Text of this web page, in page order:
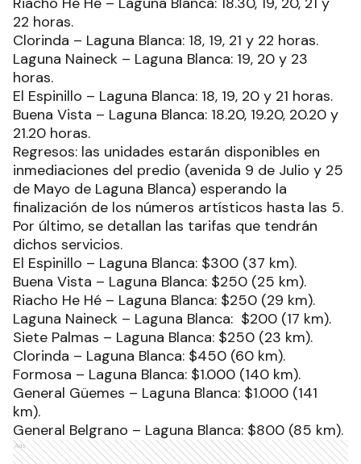
22 horas.
Clorinda – Laguna Blanca: 18, 19, 21 y 22 horas.
Laguna Naineck – Laguna Blanca: 19, 20 y 23
horas.
El Espinillo – Laguna Blanca: 18, 19, 20 y 21 horas.
Buena Vista – Laguna Blanca: 18.20, 19.20, 20.20 y
21.20 horas.
Regresos: las unidades estarán disponibles en
inmediaciones del predio (avenida 9 de Julio y 25
de Mayo de Laguna Blanca) esperando la
finalización de los números artísticos hasta las 5.
Por último, se detallan las tarifas que tendrán
dichos servicios.
El Espinillo – Laguna Blanca: $300 (37 km).
Buena Vista – Laguna Blanca: $250 (25 km).
Riacho He Hé – Laguna Blanca: $250 (29 km).
Laguna Naineck – Laguna Blanca: $200 (17 km).
Siete Palmas – Laguna Blanca: $250 (23 km).
Clorinda – Laguna Blanca: $450 (60 km).
Formosa – Laguna Blanca: $1.000 (140 km).
General Güemes – Laguna Blanca: $1.000 (141
km).
General Belgrano – Laguna Blanca: $800 (85 km).
Ads